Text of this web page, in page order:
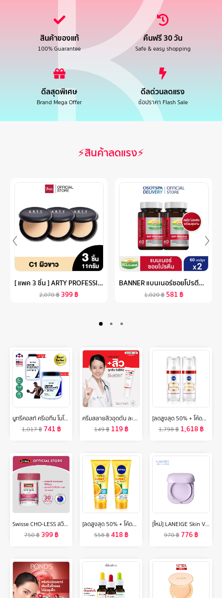
สินค้าของแท้
100% Guarantee
คืนฟรี 30 วัน
Safe & easy shopping
ดีลสุดพิเศษ
Brand Mega Offer
ดีลด่วนลดแรง
ช้อปราคา Flash Sale
⚡สินค้าลดแรง⚡
[ แพค 3 ชิ้น ] ARTY PROFESSIONAL SUPER PERFECT POWDER SPF 25 PA++ แป้งผสมรองพื้น เครื่องสำอาง แป้งสำหรับใบหน้า แป้งพัฟ นวัตกรรม LL BASE POWDER เป็นเนื้อแป้งอณูเล็ก เนื
2,070฿ 399฿
BANNER แบนเนอร์ซอยโปรตีน “สดใส ไม่เพลีย พร้อมลุยงาน” 60 แคปซูล แพ็ค 2 กระปุก
1,020฿ 581 ฿
นูทรีคอสท์ ครีเอทีน โมโนไฮเดรต แคปซูล/ผง Nutricost Creatine Monohydrate /กินร่วมกับ บีซีเอเอ ซีแอลเอ อาร์จินีน คาร์นิทีน กลูตามีน ทริบูลัส เวย์โปรตีน
1,017฿ 741 ฿
ครีมสลายสิวอุดตัน ละลายสิวหัวดำ สิวเสี้ยน Dr.Somchai Acne Cream 15 g.
149฿ 119฿
[ลดสูงสุด 50% + โค้ดลดเพิ่ม 20%]นีเวีย ลูมินัส630 แอนตี้สปอต 2-อิน-1 แอนตี้-เอจ แอนด์ สปอต เซรั่ม 30 มล. 2ชิ้น NIVEA
1,798฿ 1,618฿
Swisse CHO-LESS สวิสเซ โค-เลส
750฿ 399฿
[ลดสูงสุด 50% + โค้ดลดเพิ่ม 20%]นีเวีย เซรั่มบำรุงผิวกาย เอ็กซ์ตร้า ไบรท์ ซูเปอร์ซี+ วิตามิน เซรั่ม SPF 50 PA +++ 320 มล. 2 ชิ้น NIVEA
558฿418฿
[ใหม่] LANEIGE Skin Veil Tone-Up Powder 7g
970฿ 776฿